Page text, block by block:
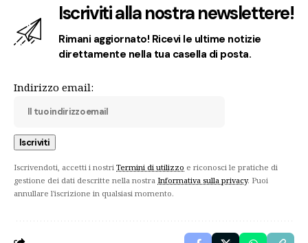
Iscriviti alla nostra newslettere!
Rimani aggiornato! Ricevi le ultime notizie
direttamente nella tua casella di posta.
Indirizzo email:
Iscrivendoti, accetti i nostri Termini di utilizzo e riconosci le pratiche di
gestione dei dati descritte nella nostra Informativa sulla privacy. Puoi
annullare l'iscrizione in qualsiasi momento.